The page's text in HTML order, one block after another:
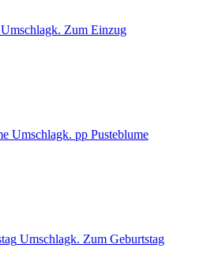
Umschlagk. Zum Einzug
Umschlagk. pp Pusteblume
Umschlagk. Zum Geburtstag